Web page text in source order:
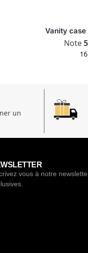
Vanity
Note
un
vous à notre